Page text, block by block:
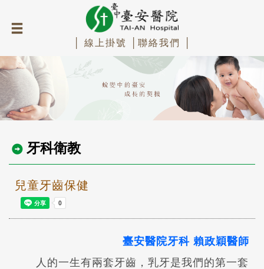
│ 線上掛號 │ 聯絡我們 │
牙科衛教
兒童牙齒保健
臺安醫院牙科 賴政穎醫師
人的一生有兩套牙齒，乳牙是我們的第一套